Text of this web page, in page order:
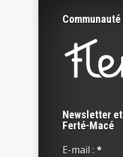
Newsletter
Ferté-Macé
E-mail : *